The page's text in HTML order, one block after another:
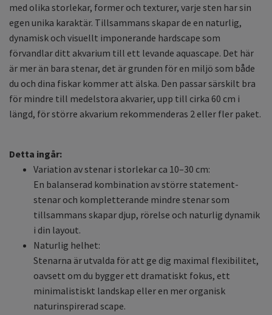
med olika storlekar, former och texturer, varje sten har sin
egen unika karaktär. Tillsammans skapar de en naturlig,
dynamisk och visuellt imponerande hardscape som
förvandlar ditt akvarium till ett levande aquascape. Det här
är mer än bara stenar, det är grunden för en miljö som både
du och dina fiskar kommer att älska. Den passar särskilt bra
för mindre till medelstora akvarier, upp till cirka 60 cm i
längd, för större akvarium rekommenderas 2 eller fler paket.
Detta ingår:
Variation av stenar i storlekar ca 10–30 cm:
En balanserad kombination av större statement-
stenar och kompletterande mindre stenar som
tillsammans skapar djup, rörelse och naturlig dynamik
i din layout.
Naturlig helhet:
Stenarna är utvalda för att ge dig maximal flexibilitet,
oavsett om du bygger ett dramatiskt fokus, ett
minimalistiskt landskap eller en mer organisk
naturinspirerad scape.